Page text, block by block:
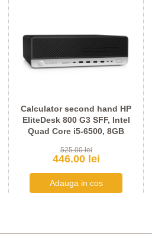
Calculator second hand HP
EliteDesk 800 G3 SFF, Intel
Quad Core i5-6500, 8GB
525.00 lei
446.00 lei